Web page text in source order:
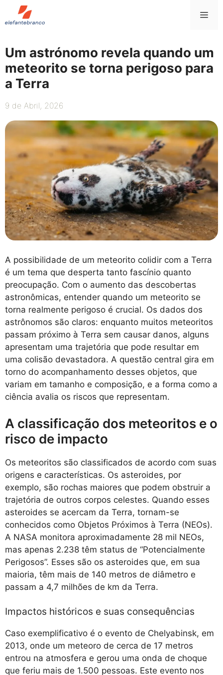
Saltar
para
Um astrónomo revela quando um
meteorito se torna perigoso para
a Terra
9 de Abril, 2026
A possibilidade de um meteorito colidir com a Terra
é um tema que desperta tanto fascínio quanto
preocupação. Com o aumento das descobertas
astronômicas, entender quando um meteorito se
torna realmente perigoso é crucial. Os dados dos
astrônomos são claros: enquanto muitos meteoritos
passam próximo à Terra sem causar danos, alguns
apresentam uma trajetória que pode resultar em
uma colisão devastadora. A questão central gira em
torno do acompanhamento desses objetos, que
variam em tamanho e composição, e a forma como a
ciência avalia os riscos que representam.
A classificação dos meteoritos e o
risco de impacto
Os meteoritos são classificados de acordo com suas
origens e características. Os asteroides, por
exemplo, são rochas maiores que podem obstruir a
trajetória de outros corpos celestes. Quando esses
asteroides se acercam da Terra, tornam-se
conhecidos como Objetos Próximos à Terra (NEOs).
A NASA monitora aproximadamente 28 mil NEOs,
mas apenas 2.238 têm status de “Potencialmente
Perigosos”. Esses são os asteroides que, em sua
maioria, têm mais de 140 metros de diâmetro e
passam a 4,7 milhões de km da Terra.
Impactos históricos e suas consequências
Caso exemplificativo é o evento de Chelyabinsk, em
2013, onde um meteoro de cerca de 17 metros
entrou na atmosfera e gerou uma onda de choque
que feriu mais de 1.500 pessoas. Este evento nos